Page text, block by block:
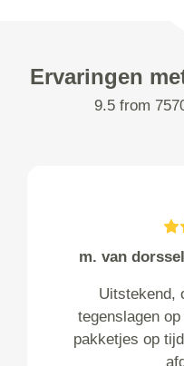
Ervaringen
9.5 from
m. van
Uitstekend,
tegenslagen
pakketjes op